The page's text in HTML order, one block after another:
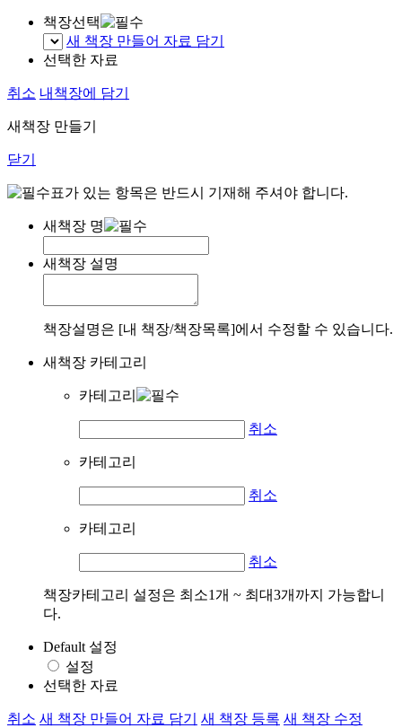
책장선택
새 책장 만들어 자료 담기
선택한 자료
취소 내책장에 담기
새책장 만들기
닫기
표가 있는 항목은 반드시 기재해 주셔야 합니다.
새책장 명
새책장 설명
책장설명은 [내 책장/책장목록]에서 수정할 수 있습니다.
새책장 카테고리
카테고리
취소
카테고리
취소
카테고리
취소
책장카테고리 설정은 최소1개 ~ 최대3개까지 가능합니
다.
Default 설정
설정
선택한 자료
취소 새 책장 만들어 자료 담기 새 책장 등록 새 책장 수정